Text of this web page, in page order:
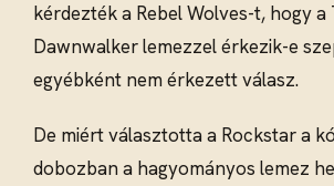
kérdezték a Rebel Wolves-t, hogy
Dawnwalker lemezzel érkezik-e
egyébként nem érkezett válasz.
De miért választotta a Rockstar a
dobozban a hagyományos lemez